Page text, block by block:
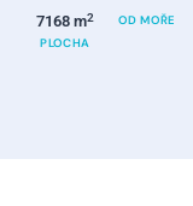
7168 m2
PLOCHA
OD MOŘE